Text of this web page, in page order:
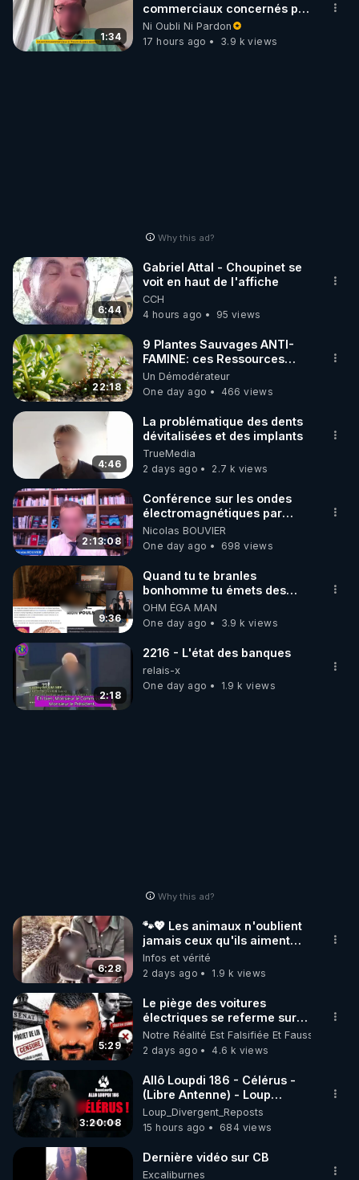
1:34
commerciaux concernés par
l'obligation dans toute la
France
Ni Oubli Ni Pardon
17 hours ago
3.9 k views
Why this ad?
6:44
Gabriel Attal - Choupinet se
voit en haut de l'affiche
CCH
4 hours ago
95 views
22:18
9 Plantes Sauvages ANTI-
FAMINE: ces Ressources
JARDIN&des Haies
Un Démodérateur
One day ago
466 views
4:46
La problématique des dents
dévitalisées et des implants
TrueMedia
2 days ago
2.7 k views
2:13:08
Conférence sur les ondes
électromagnétiques par
Grégoire Caustru et Bart de
Wever !
Nicolas BOUVIER
One day ago
698 views
9:36
Quand tu te branles
bonhomme tu émets des
ondes ils ont juste omis de
t'expliquer
OHM ÉGA MAN
One day ago
3.9 k views
2:18
2216 - L'état des banques
relais-x
One day ago
1.9 k views
Why this ad?
6:28
🐾💖 Les animaux n'oublient
jamais ceux qu'ils aiment…
🥹❤️
Infos et vérité
2 days ago
1.9 k views
5:29
Le piège des voitures
électriques se referme sur
les usagers !
Notre Réalité Est Falsifiée Et Fausse
2 days ago
4.6 k views
3:20:08
Allô Loupdi 186 - Célérus -
(Libre Antenne) - Loup
Divergent 2026.08.06
Loup_Divergent_Reposts
15 hours ago
684 views
Dernière vidéo sur CB
Excaliburnes